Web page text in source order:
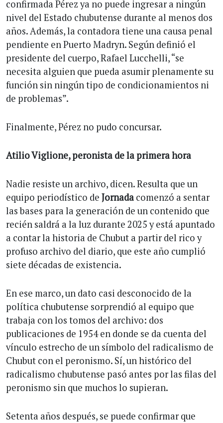
confirmada Pérez ya no puede ingresar a ningún
nivel del Estado chubutense durante al menos dos
años. Además, la contadora tiene una causa penal
pendiente en Puerto Madryn. Según definió el
presidente del cuerpo, Rafael Lucchelli, “se
necesita alguien que pueda asumir plenamente su
función sin ningún tipo de condicionamientos ni
de problemas”.
Finalmente, Pérez no pudo concursar.
Atilio Viglione, peronista de la primera hora
Nadie resiste un archivo, dicen. Resulta que un
equipo periodístico de Jornada comenzó a sentar
las bases para la generación de un contenido que
recién saldrá a la luz durante 2025 y está apuntado
a contar la historia de Chubut a partir del rico y
profuso archivo del diario, que este año cumplió
siete décadas de existencia.
En ese marco, un dato casi desconocido de la
política chubutense sorprendió al equipo que
trabaja con los tomos del archivo: dos
publicaciones de 1954 en donde se da cuenta del
vínculo estrecho de un símbolo del radicalismo de
Chubut con el peronismo. Sí, un histórico del
radicalismo chubutense pasó antes por las filas del
peronismo sin que muchos lo supieran.
Setenta años después, se puede confirmar que